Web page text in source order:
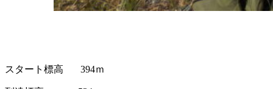
スタート標高 394ｍ